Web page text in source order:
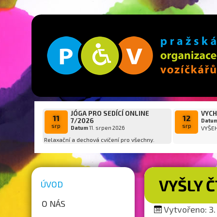
11
srp
JÓGA PRO SEDÍCÍ ONLINE
7/2026
Datum11. srpen 2026
Relaxační a dechová cvičení pro všechny.
12
srp
ÚVOD
O NÁS
VYŠLY
Vytvořeno: 3.